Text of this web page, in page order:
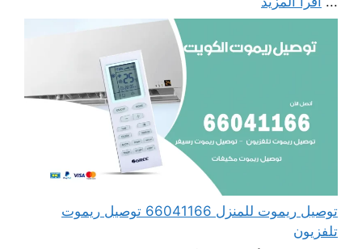
توصيل ريموت للمنزل 66041166 توصيل ريموت
تلفزيون